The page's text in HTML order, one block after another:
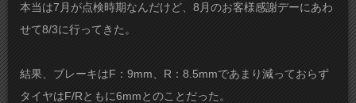
本当は7月が点検時期なんだけど、8月のお客様感謝デーにあわ
せて8/3に行ってきた。
結果、ブレーキはF：9mm、R：8.5mmであまり減っておらず
タイヤはF/Rともに6mmとのことだった。